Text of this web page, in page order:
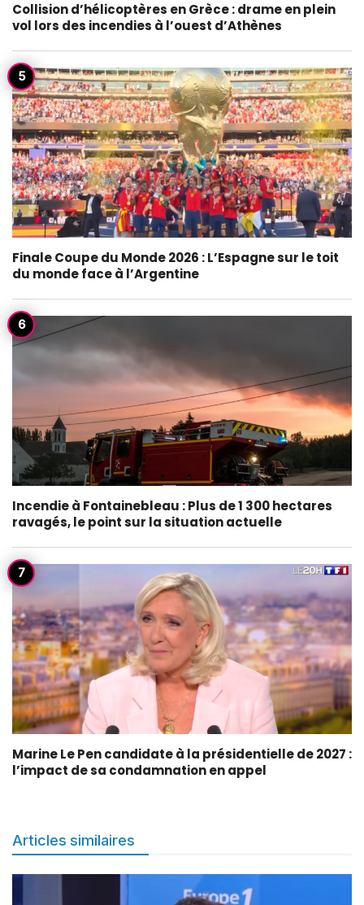
Collision d’hélicoptères en Grèce : drame en plein
vol lors des incendies à l’ouest d’Athènes
Finale Coupe du Monde 2026 : L’Espagne sur le toit
du monde face à l’Argentine
Incendie à Fontainebleau : Plus de 1 300 hectares
ravagés, le point sur la situation actuelle
Marine Le Pen candidate à la présidentielle de 2027 :
l’impact de sa condamnation en appel
Articles similaires